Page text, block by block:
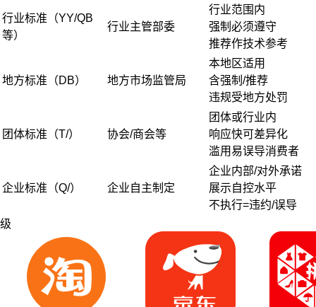
行业标准（YY/QB
等）
行业主管部委
行业范围内
强制必须遵守
推荐作技术参考
地方标准（DB） 地方市场监管局
本地区适用
含强制/推荐
违规受地方处罚
团体标准（T/） 协会/商会等
团体或行业内
响应快可差异化
滥用易误导消费者
企业标准（Q/） 企业自主制定
企业内部/对外承诺
展示自控水平
不执行=违约/误导
级